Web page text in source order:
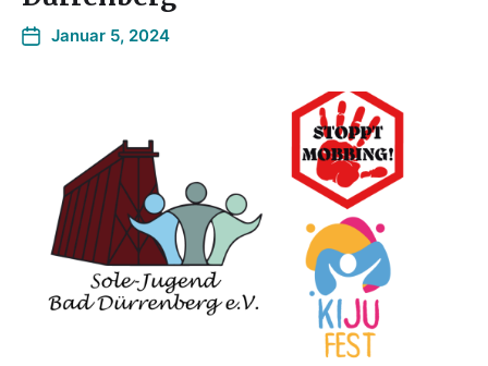
Januar 5, 2024